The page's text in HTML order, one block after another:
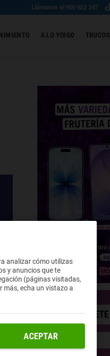
Llámanos al 900 622 247
A LO YOIGO TRUCOS
SUSCRÍBETE
analizar cómo utilizas
y anuncios que te
(páginas visitadas,
más, echa un vistazo a
ACEPTAR